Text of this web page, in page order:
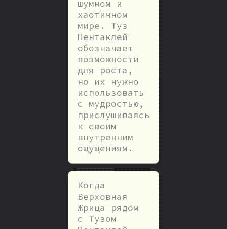
шумном и
хаотичном
мире. Туз
Пентаклей
обозначает
возможности
для роста,
но их нужно
использовать
с мудростью,
прислушиваясь
к своим
внутренним
ощущениям.
Когда
Верховная
Жрица рядом
с Тузом